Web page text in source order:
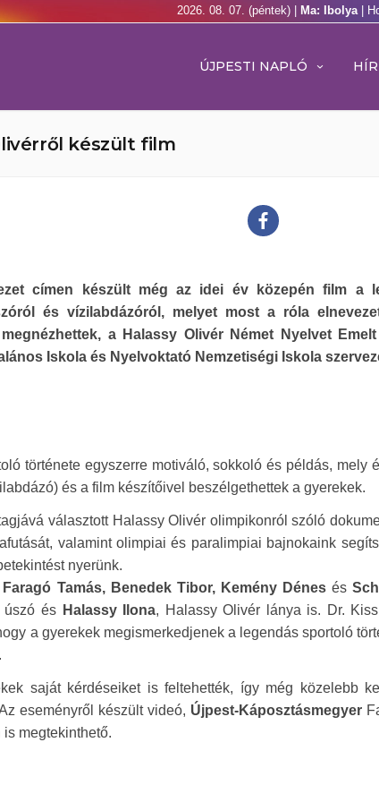
2026. 08. 07. (péntek) | Ma: Ibolya |
ÚJPESTI NAPLÓ
készült film
címen készült még az idei év közepén film a
és vízilabdázóról, melyet most a róla
a Halassy Olivér Német Nyelvet
Iskola és Nyelvoktató Nemzetiségi Iskola
története egyszerre motiváló, sokkoló és példás, mely
és a film készítőivel beszélgethettek a gyerekek.
választott Halassy Olivér olimpikonról szóló
valamint olimpiai és paralimpiai bajnokaink
nyerünk.
Tamás, Benedek Tibor, Kemény Dénesés
úszó és Halassy Ilona, Halassy Olivér lánya is. Dr.
a gyerekek megismerkedjenek a legendás sportoló
saját kérdéseiket is feltehették, így még közelebb
eseményről készült videó, Újpest-Káposztásmegyer
is megtekinthető.